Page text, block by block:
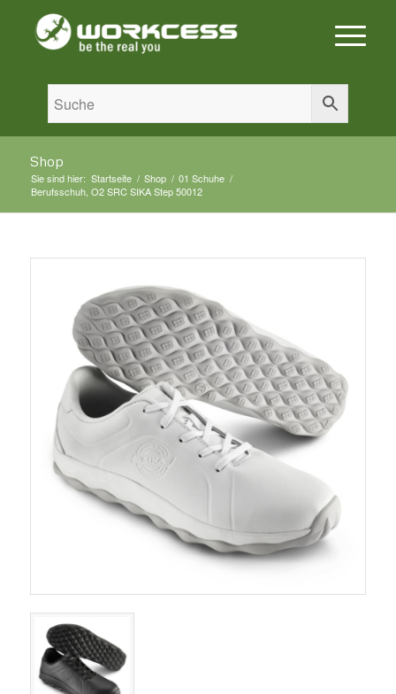
Shop
Sie sind hier: Startseite / Shop / 01 Schuhe /
Berufsschuh, O2 SRC SIKA Step 50012